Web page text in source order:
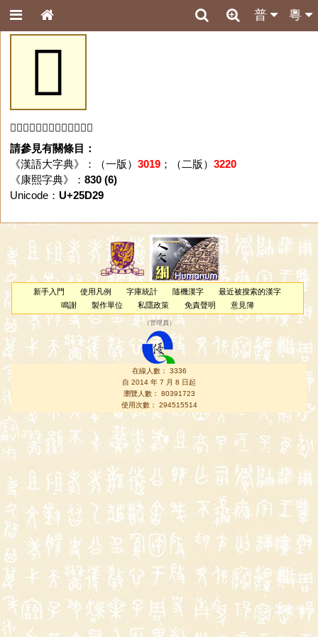
粵
普
𥴩
「𥴩」字未收錄於本資料庫。
請參見有關條目：
《漢語大字典》：（一版） 3019；（二版） 3220
《康熙字典》： 830 (6)
Unicode： U+25D29
新手入門 使用凡例 字庫統計 隨機漢字
最近被搜索的漢字
鳴謝
製作單位 私隱政策 免責聲明 意見簿
（管理員 ）
在線人數： 3336
自 2014 年 7 月 8 日起
瀏覽人數： 80391723
使用次數： 294515514